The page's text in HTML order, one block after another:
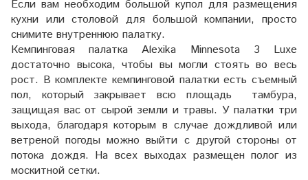
Если вам необходим большой купол для размещения
кухни или столовой для большой компании, просто
снимите внутреннюю палатку.
Кемпинговая палатка Alexika Minnesota 3 Luxe
достаточно высока, чтобы вы могли стоять во весь
рост. В комплекте кемпинговой палатки есть съемный
пол, который закрывает всю площадь тамбура,
защищая вас от сырой земли и травы. У палатки три
выхода, благодаря которым в случае дождливой или
ветреной погоды можно выйти с другой стороны от
потока дождя. На всех выходах размещен полог из
москитной сетки.